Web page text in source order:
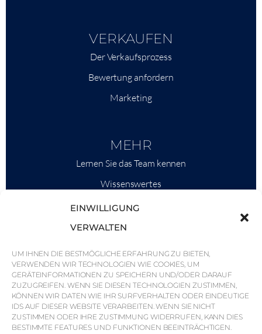
EINWILLIGUNG
VERWALTEN
UM IHNEN DIE BESTMÖGLICHE ERFAHRUNG ZU BIETEN,
VERWENDEN WIR TECHNOLOGIEN WIE COOKIES, UM
GERÄTEINFORMATIONEN ZU SPEICHERN UND/ODER DARAUF
ZUZUGREIFEN. WENN SIE DIESEN TECHNOLOGIEN ZUSTIMMEN,
KÖNNEN WIR DATEN WIE IHR SURFVERHALTEN ODER EINDEUTIGE
IDS AUF DIESER WEBSITE VERARBEITEN. WENN SIE NICHT
ZUSTIMMEN ODER IHRE ZUSTIMMUNG WIDERRUFEN, KANN DIES
BESTIMMTE FEATURES UND FUNKTIONEN BEEINTRÄCHTIGEN.
VERKAUFEN
Der Verkaufsprozess
Bewertung anfordern
Marketing
MEHR
Lernen Sie das Team kennen
Wissenswertes
Savills
Marktinformationen
Nachrichten & Veranstaltungen
Karten der Region
Gemeinschaft
Karriere